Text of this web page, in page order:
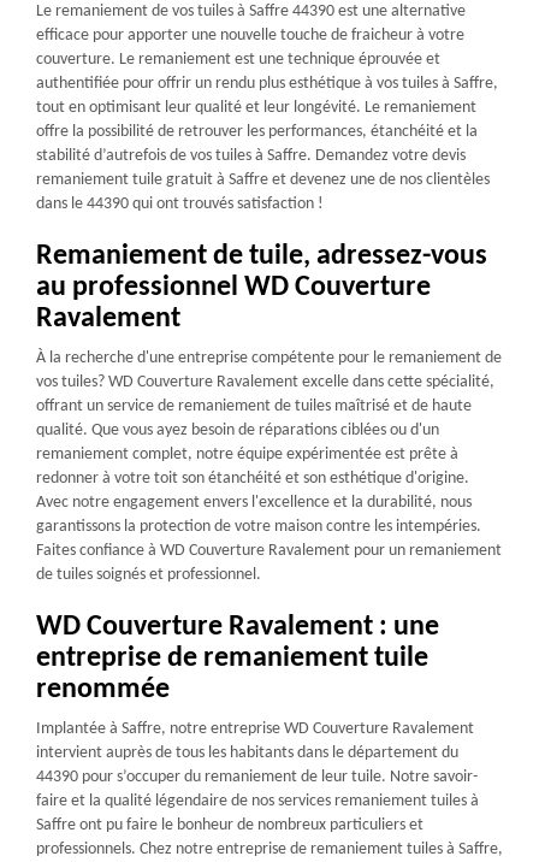
Le remaniement de vos tuiles à Saffre 44390 est une alternative
efficace pour apporter une nouvelle touche de fraicheur à votre
couverture. Le remaniement est une technique éprouvée et
authentifiée pour offrir un rendu plus esthétique à vos tuiles à Saffre,
tout en optimisant leur qualité et leur longévité. Le remaniement
offre la possibilité de retrouver les performances, étanchéité et la
stabilité d’autrefois de vos tuiles à Saffre. Demandez votre devis
remaniement tuile gratuit à Saffre et devenez une de nos clientèles
dans le 44390 qui ont trouvés satisfaction !
Remaniement de tuile, adressez-vous
au professionnel WD Couverture
Ravalement
À la recherche d'une entreprise compétente pour le remaniement de
vos tuiles? WD Couverture Ravalement excelle dans cette spécialité,
offrant un service de remaniement de tuiles maîtrisé et de haute
qualité. Que vous ayez besoin de réparations ciblées ou d'un
remaniement complet, notre équipe expérimentée est prête à
redonner à votre toit son étanchéité et son esthétique d'origine.
Avec notre engagement envers l'excellence et la durabilité, nous
garantissons la protection de votre maison contre les intempéries.
Faites confiance à WD Couverture Ravalement pour un remaniement
de tuiles soignés et professionnel.
WD Couverture Ravalement : une
entreprise de remaniement tuile
renommée
Implantée à Saffre, notre entreprise WD Couverture Ravalement
intervient auprès de tous les habitants dans le département du
44390 pour s’occuper du remaniement de leur tuile. Notre savoir-
faire et la qualité légendaire de nos services remaniement tuiles à
Saffre ont pu faire le bonheur de nombreux particuliers et
professionnels. Chez notre entreprise de remaniement tuiles à Saffre,